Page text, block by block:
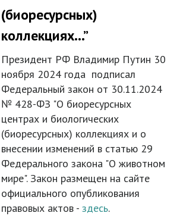
(биоресурсных)
коллекциях…”
Президент РФ Владимир Путин 30
ноября 2024 года подписал
Федеральный закон от 30.11.2024
№ 428-ФЗ "О биоресурсных
центрах и биологических
(биоресурсных) коллекциях и о
внесении изменений в статью 29
Федерального закона "О животном
мире". Закон размещен на сайте
официального опубликования
правовых актов -здесь.